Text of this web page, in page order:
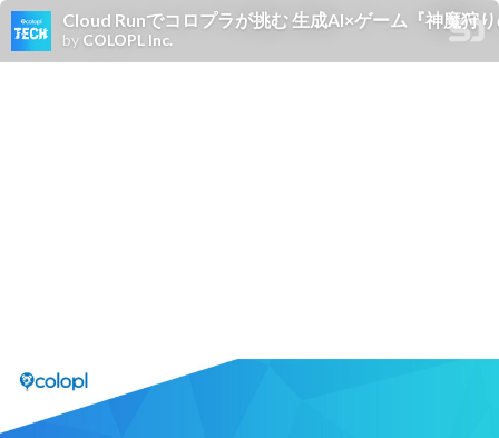
Cloud Runでコロプラが挑む 生成AI×ゲーム『神魔狩
by COLOPL Inc.